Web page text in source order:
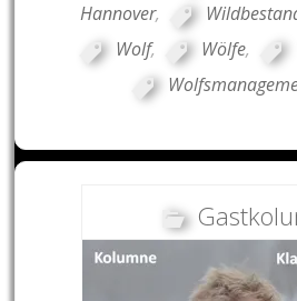
Hannover,
Wolf, Wölfe,